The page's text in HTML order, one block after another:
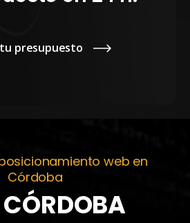
presupuesto
web en
Córdoba